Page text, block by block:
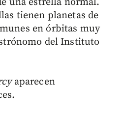
tienen planetas de
en órbitas muy
del Instituto
aparecen